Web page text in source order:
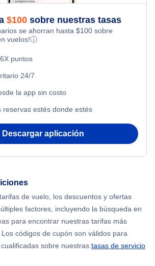
York to Milán
York to Estanbul
York to Atenas
to Nueva York
Nueva York
to Delhi
$100 sobre nuestras tasas
se ahorran hasta $100 sobre
vuelos!ⓘ
puntos
24/7
la app sin costo
reservas estés donde estés
Descargar aplicación
de vuelo, los descuentos y ofertas
factores, incluyendo la búsqueda en
para encontrar nuestras tarifas más
códigos de cupón son válidos para
sobre nuestras tasas de servicio